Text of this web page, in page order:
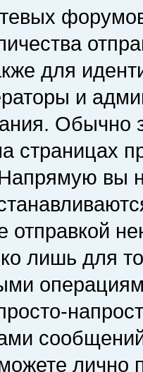
для
и
Обычно
страницах
вы
отправкой
лишь для
лично